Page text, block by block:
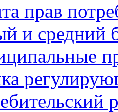
прав
и средний